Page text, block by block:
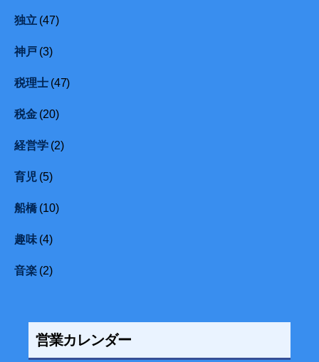
独立 (47)
神戸(3)
税理士(47)
税金(20)
経営学(2)
育児(5)
船橋(10)
趣味(4)
音楽(2)
営業カレンダー